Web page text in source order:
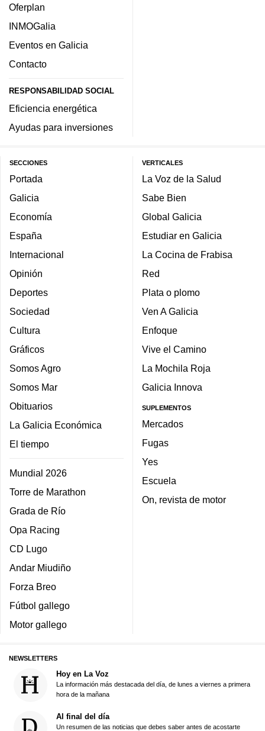
Oferplan
INMOGalia
Eventos en Galicia
Contacto
RESPONSABILIDAD SOCIAL
Eficiencia energética
Ayudas para inversiones
SECCIONES
Portada
Galicia
Economía
España
Internacional
Opinión
Deportes
Sociedad
Cultura
Gráficos
Somos Agro
Somos Mar
Obituarios
La Galicia Económica
El tiempo
Mundial 2026
Torre de Marathon
Grada de Río
Opa Racing
CD Lugo
Andar Miudiño
Forza Breo
Fútbol gallego
Motor gallego
VERTICALES
La Voz de la Salud
Sabe Bien
Global Galicia
Estudiar en Galicia
La Cocina de Frabisa
Red
Plata o plomo
Ven A Galicia
Enfoque
Vive el Camino
La Mochila Roja
Galicia Innova
SUPLEMENTOS
Mercados
Fugas
Yes
Escuela
On, revista de motor
NEWSLETTERS
Hoy en La Voz
La información más destacada del día, de lunes a viernes a primera
hora de la mañana
Al final del día
Un resumen de las noticias que debes saber antes de acostarte